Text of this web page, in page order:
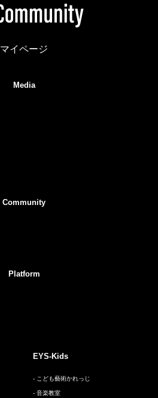
マイページ
Media
Community
Platform
EYS-Kids
こども藝術かれっじ
音楽教室